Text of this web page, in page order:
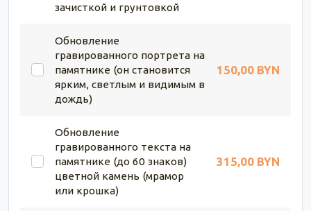
зачисткой и грунтовкой
Обновление
гравированного портрета на
памятнике (он становится
ярким, светлым и видимым в
дождь)
150,00 BYN
Обновление
гравированного текста на
памятнике (до 60 знаков)
цветной камень (мрамор
или крошка)
315,00 BYN